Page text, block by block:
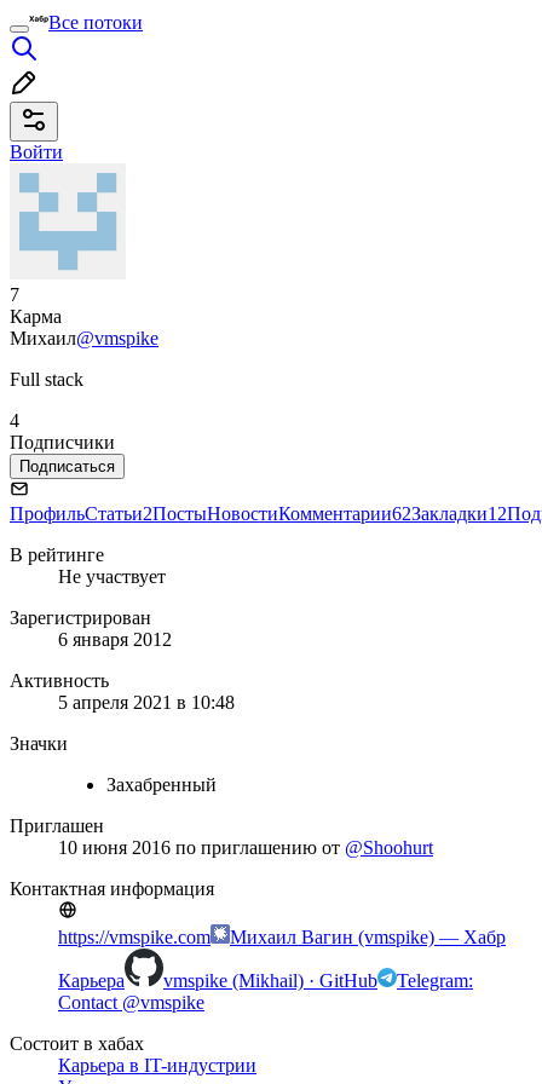
Все потоки
Войти
7
Карма
Михаил@vmspike
Full stack
4
Подписчики
Подписаться
ПрофильСтатьи2ПостыНовостиКомментарии62Закладки12
В рейтинге
Не участвует
Зарегистрирован
6 января 2012
Активность
5 апреля 2021 в 10:48
Значки
Захабренный
Приглашен
10 июня 2016 по приглашению от @Shoohurt
Контактная информация
https://vmspike.com Михаил Вагин (vmspike) — Хабр
Карьера vmspike (Mikhail) · GitHub
Telegram:
Contact @vmspike
Состоит в хабах
Карьера в IT-индустрии